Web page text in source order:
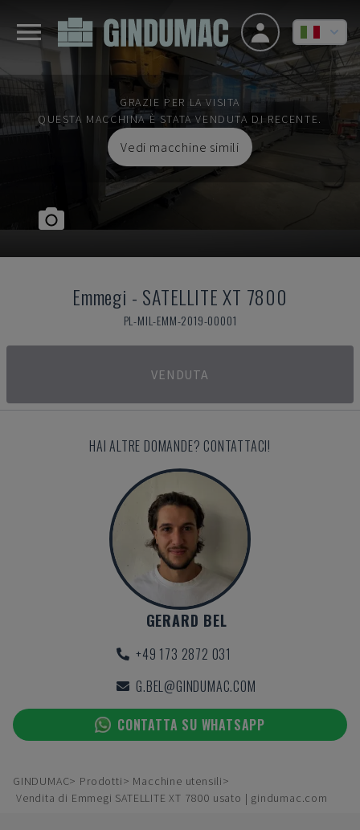
GRAZIE PER LA VISITA
QUESTA MACCHINA È STATA VENDUTA DI RECENTE.
Vedi macchine simili
Emmegi - SATELLITE XT 7800
PL-MIL-EMM-2019-00001
VENDUTA
HAI ALTRE DOMANDE? CONTATTACI!
GERARD BEL
+49 173 2872 031
G.BEL@GINDUMAC.COM
CONTATTA SU WHATSAPP
GINDUMAC Prodotti
Macchine utensili
Vendita di Emmegi SATELLITE XT 7800 usato | gindumac.com